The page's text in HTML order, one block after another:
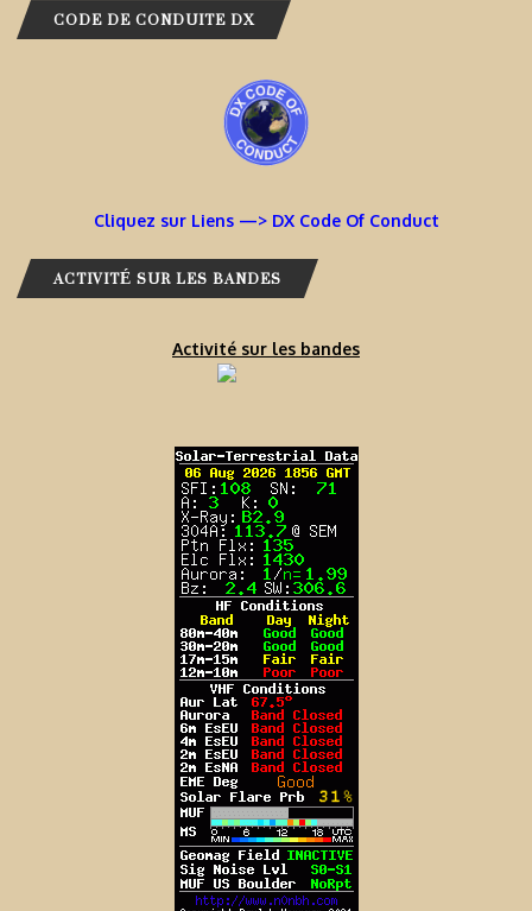
CODE DE CONDUITE DX
Cliquez sur Liens —> DX Code Of Conduct
ACTIVITÉ SUR LES BANDES
Activité sur les bandes